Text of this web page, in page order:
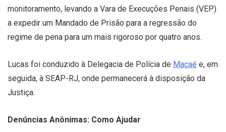
monitoramento, levando a Vara de Execuções Penais (VEP)
a expedir um Mandado de Prisão para a regressão do
regime de pena para um mais rigoroso por quatro anos.
Lucas foi conduzido à Delegacia de Polícia de Macaé e, em
seguida, à SEAP-RJ, onde permanecerá à disposição da
Justiça.
Denúncias Anônimas: Como Ajudar